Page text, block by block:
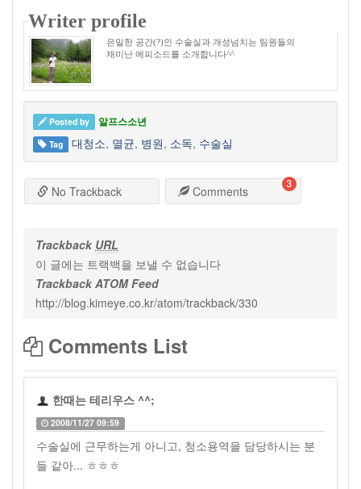
Writer profile
은밀한 공간(?)인 수술실과 개성넘치는 팀원들의
재미난 에피소드를 소개합니다^^
Posted by 알프스소년
Tag 대청소, 멸균, 병원, 소독, 수술실
No Trackback Comments 3
Trackback URL
이 글에는 트랙백을 보낼 수 없습니다
Trackback ATOM Feed
http://blog.kimeye.co.kr/atom/trackback/330
Comments List
한때는 테리우스 ^^;
2008/11/27 09:59
수술실에 근무하는게 아니고, 청소용역을 담당하시는 분
들 같아... ㅎㅎㅎ